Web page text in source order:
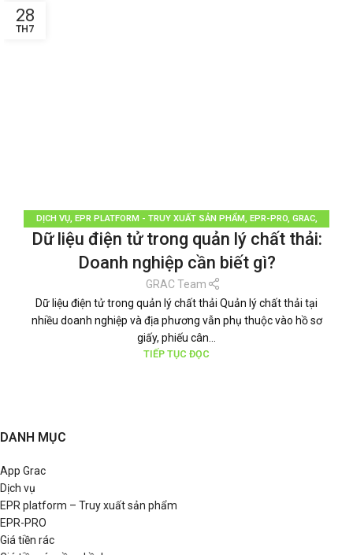
28
TH7
DỊCH VỤ, EPR PLATFORM - TRUY XUẤT SẢN PHẨM, EPR-PRO, GRAC,
PHÂN LOẠI RÁC,QUẢN LÝ RÁC THẢI,TÁI CHẾ TÁI SỬ DỤNG,THƯƠNG HIỆU
BỀN VỮNG
TIN TỨC
Dữ liệu điện tử trong quản lý chất thải:
Doanh nghiệp cần biết gì?
GRAC Team
Dữ liệu điện tử trong quản lý chất thải Quản lý chất thải tại
nhiều doanh nghiệp và địa phương vẫn phụ thuộc vào hồ sơ
giấy, phiếu cân...
TIẾP TỤC ĐỌC
DANH MỤC
App Grac
Dịch vụ
EPR platform – Truy xuất sản phẩm
EPR-PRO
Giá tiền rác